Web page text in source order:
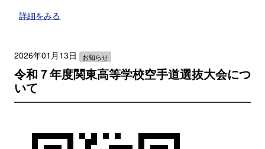
詳細をみる
2026年01月13日 お知らせ
令和７年度関東高等学校空手道選抜大会につ
いて